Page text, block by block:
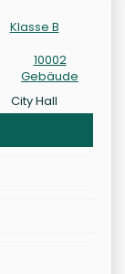
Klasse B
10002
Gebäude
City Hall